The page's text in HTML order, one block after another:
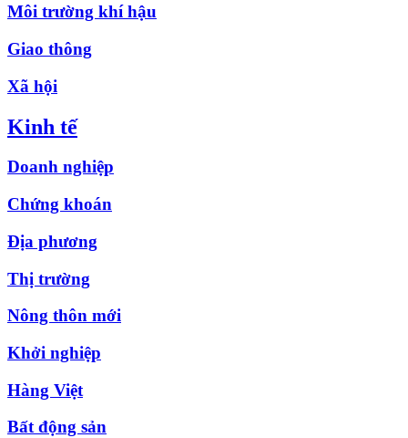
Môi trường khí hậu
Giao thông
Xã hội
Kinh tế
Doanh nghiệp
Chứng khoán
Địa phương
Thị trường
Nông thôn mới
Khởi nghiệp
Hàng Việt
Bất động sản